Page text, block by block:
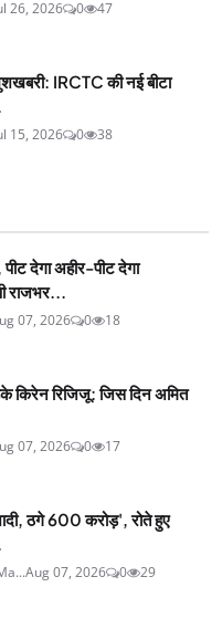
26, 2026 0 47
IRCTC की नई बीटा
15, 2026 0 38
देगा अहीर-पीट देगा
राजभर...
07, 2026 0 18
किरेन रिजिजू: जिस दिन अमित
07, 2026 0 17
ठगे 600 करोड़', रोते हुए
Aug 07, 2026 0 29